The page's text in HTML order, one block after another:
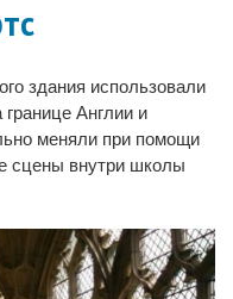
здания использовали
Англии и
меняли при помощи
сцены внутри школы